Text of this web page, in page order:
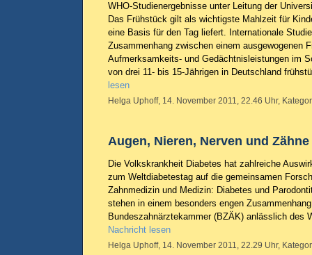
WHO-Studienergebnisse unter Leitung der
Das Frühstück gilt als wichtigste Mahlzeit für
eine Basis für den Tag liefert. Internationale
Zusammenhang zwischen einem ausgewogenen
Aufmerksamkeits- und Gedächtnisleistungen im
von drei 11- bis 15-Jährigen in Deutschland
lesen
Helga Uphoff, 14. November 2011, 22.46 Uhr,
Augen, Nieren, Nerven und
Die Volkskrankheit Diabetes hat zahlreiche
zum Weltdiabetestag auf die gemeinsamen
Zahnmedizin und Medizin: Diabetes und
stehen in einem besonders engen
Bundeszahnärztekammer (BZÄK) anlässlich des
Nachricht lesen
Helga Uphoff, 14. November 2011, 22.29 Uhr,